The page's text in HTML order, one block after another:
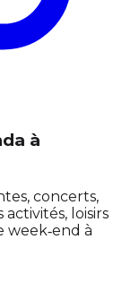
à
concerts,
loisirs
à